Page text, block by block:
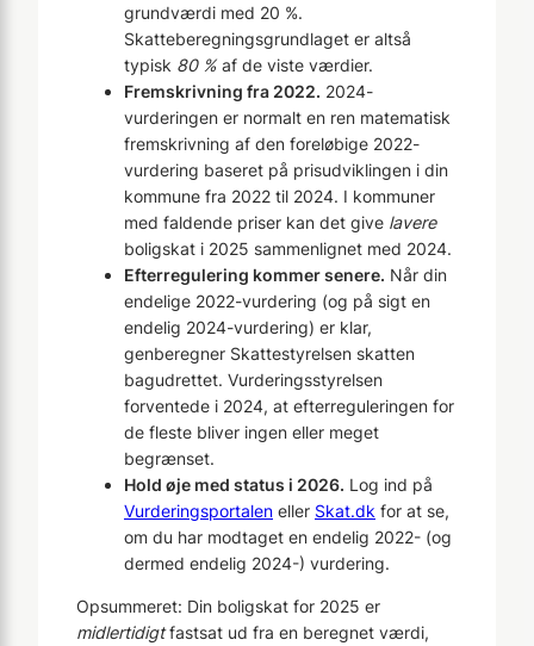
grundværdi med 20 %.
Skatteberegningsgrundlaget er altså
typisk 80 % af de viste værdier.
Fremskrivning fra 2022. 2024-
vurderingen er normalt en ren matematisk
fremskrivning af den foreløbige 2022-
vurdering baseret på prisudviklingen i din
kommune fra 2022 til 2024. I kommuner
med faldende priser kan det give lavere
boligskat i 2025 sammenlignet med 2024.
Efterregulering kommer senere. Når din
endelige 2022-vurdering (og på sigt en
endelig 2024-vurdering) er klar,
genberegner Skattestyrelsen skatten
bagudrettet. Vurderingsstyrelsen
forventede i 2024, at efterreguleringen for
de fleste bliver ingen eller meget
begrænset.
Hold øje med status i 2026. Log ind på
Vurderingsportalen eller Skat.dk for at se,
om du har modtaget en endelig 2022- (og
dermed endelig 2024-) vurdering.
Opsummeret: Din boligskat for 2025 er
midlertidigtfastsat ud fra en beregnet værdi,